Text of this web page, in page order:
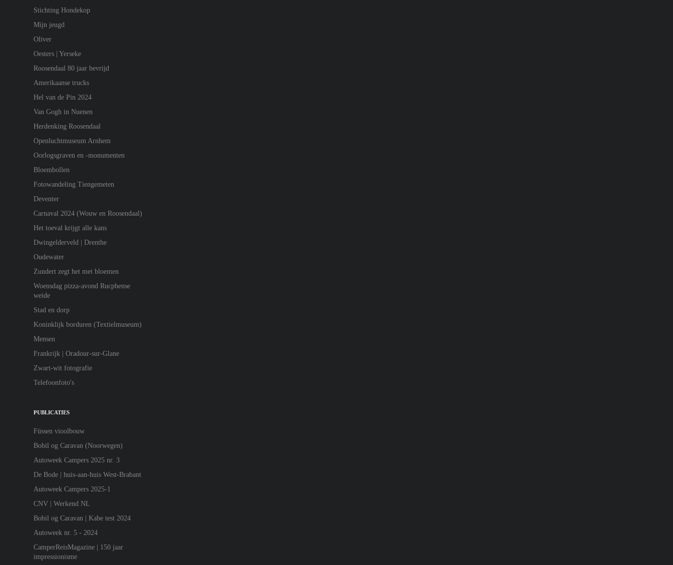
Stichting Hondekop
Mijn jeugd
Oliver
Oesters | Yerseke
Roosendaal 80 jaar bevrijd
Amerikaanse trucks
Hel van de Pin 2024
Van Gogh in Nuenen
Herdenking Roosendaal
Openluchtmuseum Arnhem
Oorlogsgraven en -monumenten
Bloembollen
Fotowandeling Tiengemeten
Deventer
Carnaval 2024 (Wouw en Roosendaal)
Het toeval krijgt alle kans
Dwingelderveld | Drenthe
Oudewater
Zundert zegt het met bloemen
Woensdag pizza-avond Rucphense
weide
Stad en dorp
Koninklijk borduren (Textielmuseum)
Mensen
Frankrijk | Oradour-sur-Glane
Zwart-wit fotografie
Telefoonfoto's
PUBLICATIES
Füssen vioolbouw
Bobil og Caravan (Noorwegen)
Autoweek Campers 2025 nr. 3
De Bode | huis-aan-huis West-Brabant
Autoweek Campers 2025-1
CNV | Werkend NL
Bobil og Caravan | Kabe test 2024
Autoweek nr. 5 - 2024
CamperReisMagazine | 150 jaar
impressionisme